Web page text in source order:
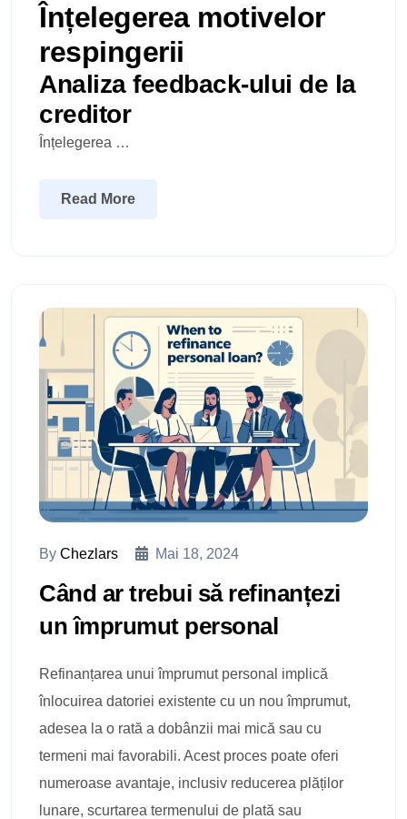
Înțelegerea motivelor
respingerii
Analiza feedback-ului de la
creditor
Înțelegerea …
Read More
By Chezlars Mai 18, 2024
Când ar trebui să refinanțezi
un împrumut personal
Refinanțarea unui împrumut personal implică
înlocuirea datoriei existente cu un nou împrumut,
adesea la o rată a dobânzii mai mică sau cu
termeni mai favorabili. Acest proces poate oferi
numeroase avantaje, inclusiv reducerea plăților
lunare, scurtarea termenului de plată sau